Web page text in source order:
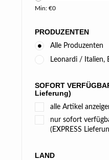
Min: €0
PRODUZENTEN
Alle Produzenten
Leonardi / Italien,
SOFORT
Lieferung)
alle Artikel
nur sofort
(EXPRESS
LAND